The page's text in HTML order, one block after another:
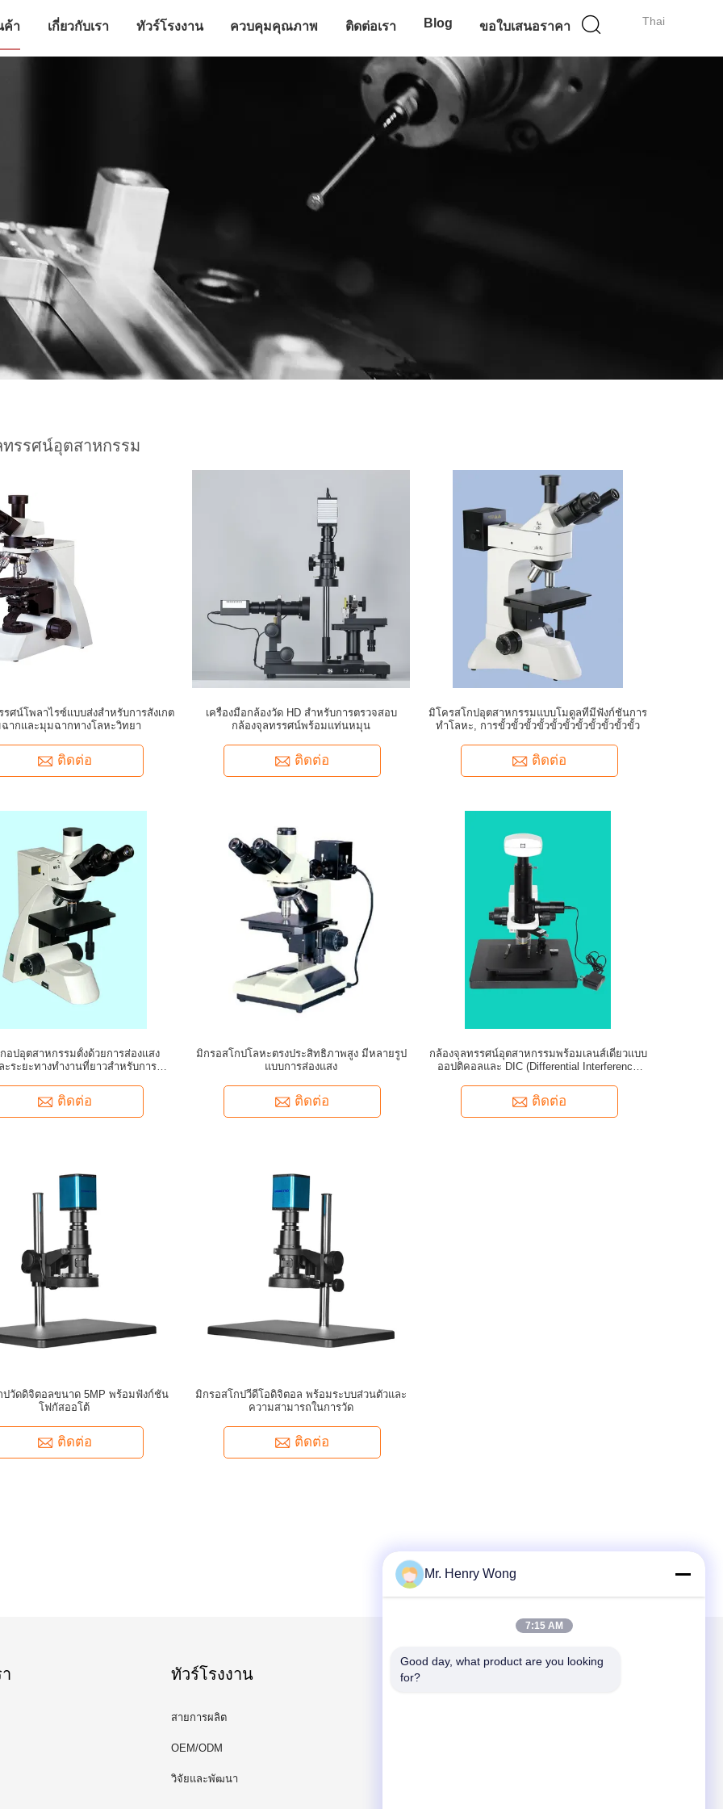
Thai
ค้า เกี่ยวกับเรา ทัวร์โรงงาน ควบคุมคุณภาพ ติดต่อเรา Blog ขอใบเสนอราคา
ทรรศน์อุตสาหกรรม
รศน์โพลาไรซ์แบบส่งสำหรับการสังเกต
ากและมุมฉากทางโลหะวิทยา
ติดต่อ
เครื่องมือกล้องวัด HD สำหรับการตรวจสอบ
กล้องจุลทรรศน์พร้อมแท่นหมุน
ติดต่อ
มิโครสโกปอุตสาหกรรมแบบโมดูลที่มีฟังก์ชันการ
ทําโลหะ, การขั้วขั้วขั้วขั้วขั้วขั้วขั้วขั้วขั้วขั้วขั้ว
ติดต่อ
อปอุตสาหกรรมตั้งด้วยการส่องแสง
ะระยะทางทํางานที่ยาวสําหรับการใช้
ติดต่อ
มิกรอสโกปโลหะตรงประสิทธิภาพสูง มีหลายรูป
แบบการส่องแสง
ติดต่อ
กล้องจุลทรรศน์อุตสาหกรรมพร้อมเลนส์เดี่ยวแบบ
ออปติคอลและ DIC (Differential Interference
ติดต่อ
ปวัดดิจิตอลขนาด 5MP พร้อมฟังก์ชัน
โฟกัสออโต้
ติดต่อ
มิกรอสโกปวีดีโอดิจิตอล พร้อมระบบส่วนตัวและ
ความสามารถในการวัด
ติดต่อ
ทัวร์โรงงาน
สายการผลิต
OEM/ODM
วิจัยและพัฒนา
ส่งจดหมายถึงเรา
Mr. Henry Wong
7:15 AM
Good day, what product are you looking
for?